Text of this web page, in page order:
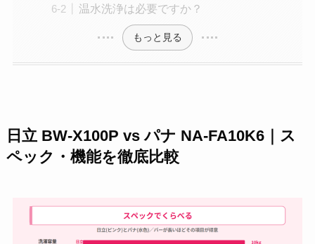
温水洗浄は必要ですか？
もっと見る
日立 BW-X100P vs パナ NA-FA10K6｜ス
ペック・機能を徹底比較